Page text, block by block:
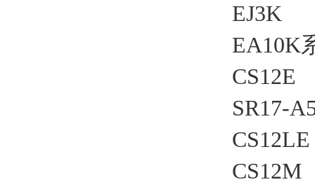
EJ3K
EA10K
CS12E
SR17-
CS12LE
CS12M